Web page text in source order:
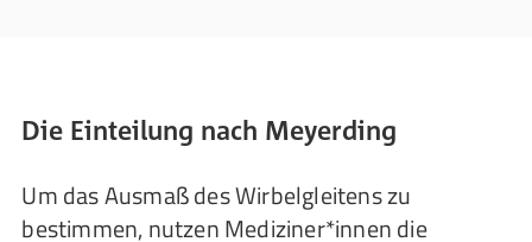
Die Einteilung nach Meyerding
Um das Ausmaß des Wirbelgleitens zu
bestimmen, nutzen Mediziner*innen die